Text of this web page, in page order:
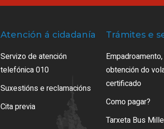
Atención á cidadanía
Servizo de atención
telefónica 010
Suxestións e reclamacións
Cita previa
Trámites e
obtención do
certificado
Como pagar?
Tarxeta Bus